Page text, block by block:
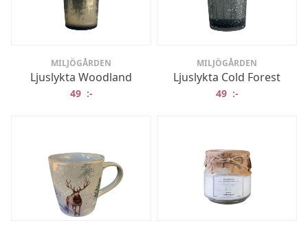
MILJÖGÅRDEN
Ljuslykta Woodland
49 :-
MILJÖGÅRDEN
Ljuslykta Cold Forest
49 :-